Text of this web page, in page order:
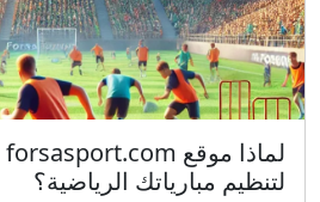
لتنظيم مبارياتك الرياضية؟